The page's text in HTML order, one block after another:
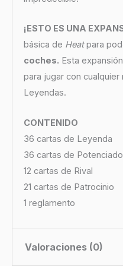
¡ESTO ES UNA
básica de Heatpara
coches. Esta
para jugar con
Leyendas.
CONTENIDO
36 cartas de Leyenda
36 cartas de
12 cartas de Rival
21 cartas de Patrocinio
1 reglamento
Valoraciones (0)